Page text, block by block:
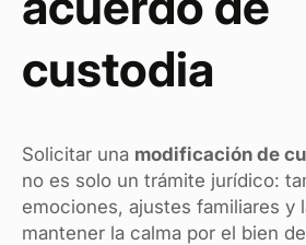
custodia
Solicitar una modificación de
no es solo un trámite jurídico:
emociones, ajustes familiares y
mantener la calma por el bien